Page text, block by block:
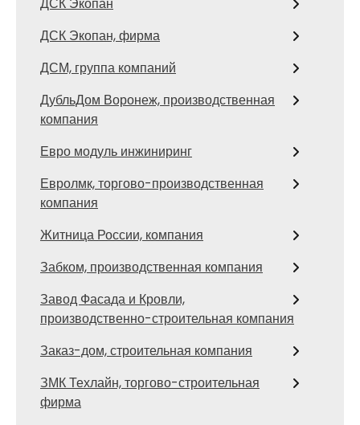
ДСК Экопан, фирма
ДСМ, группа компаний
ДубльДом Воронеж, производственная
компания
Евро модуль инжиниринг
Евролмк, торгово-производственная
компания
Житница России, компания
Забком, производственная компания
Завод Фасада и Кровли,
производственно-строительная компания
Заказ-дом, строительная компания
ЗМК Техлайн, торгово-строительная
фирма